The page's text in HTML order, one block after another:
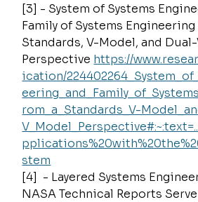
[3] - System of Systems
Family of Systems Engineering
Standards, V-Model, and
Perspective https://
ication/
rom_a_Standards_V-
stem
[4]  - Layered Systems
NASA Technical Reports